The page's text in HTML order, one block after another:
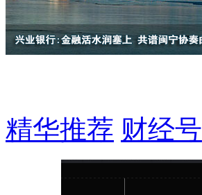
精华推荐 财经号